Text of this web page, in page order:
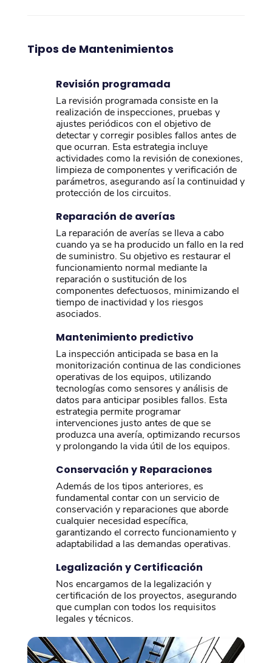
Tipos de Mantenimientos
Revisión programada
La revisión programada consiste en la
realización de inspecciones, pruebas y
ajustes periódicos con el objetivo de
detectar y corregir posibles fallos antes de
que ocurran. Esta estrategia incluye
actividades como la revisión de conexiones,
limpieza de componentes y verificación de
parámetros, asegurando así la continuidad y
protección de los circuitos.
Reparación de averías
La reparación de averías se lleva a cabo
cuando ya se ha producido un fallo en la red
de suministro. Su objetivo es restaurar el
funcionamiento normal mediante la
reparación o sustitución de los
componentes defectuosos, minimizando el
tiempo de inactividad y los riesgos
asociados.
Mantenimiento predictivo
La inspección anticipada se basa en la
monitorización continua de las condiciones
operativas de los equipos, utilizando
tecnologías como sensores y análisis de
datos para anticipar posibles fallos. Esta
estrategia permite programar
intervenciones justo antes de que se
produzca una avería, optimizando recursos
y prolongando la vida útil de los equipos.
Conservación y Reparaciones
Además de los tipos anteriores, es
fundamental contar con un servicio de
conservación y reparaciones que aborde
cualquier necesidad específica,
garantizando el correcto funcionamiento y
adaptabilidad a las demandas operativas.
Legalización y Certificación
Nos encargamos de la legalización y
certificación de los proyectos, asegurando
que cumplan con todos los requisitos
legales y técnicos.